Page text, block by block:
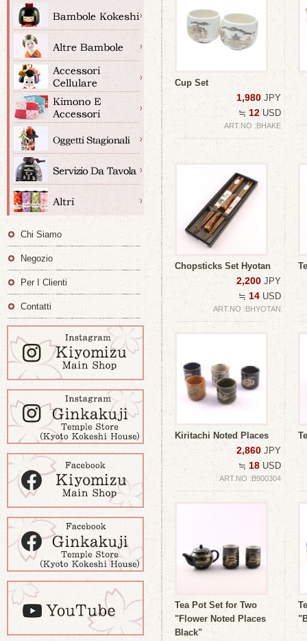
Cup Set
1,980 JPY
≒ 12 USD
ART.NO :BHAKE
Chopsticks Set Hyotan
2,200 JPY
≒ 14 USD
ART.NO :BHYOTAN
Kiritachi Noted Places
2,860 JPY
≒ 18 USD
ART.NO :B900304
Tea Pot Set for Two
"Flower Noted Places
Black"
Chi Siamo
Negozio
Per I Clienti
Contatti